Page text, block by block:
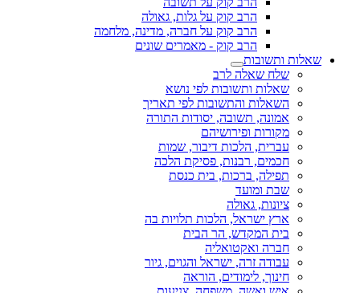
הרב קוק על גלות, גאולה
הרב קוק על חברה, מדינה, מלחמה
הרב קוק - מאמרים שונים
שאלות ותשובות
שלח שאלה לרב
שאלות ותשובות לפי נושא
השאלות והתשובות לפי תאריך
אמונה, תשובה, יסודות התורה
מקורות ופירושיהם
עברית, הלכות דיבור, שמות
חכמים, רבנות, פסיקת הלכה
תפילה, ברכות, בית כנסת
שבת ומועד
ציונות, גאולה
ארץ ישראל, הלכות תלויות בה
בית המקדש, הר הבית
חברה ואקטואליה
עבודה זרה, ישראל והגוים, גיור
חינוך, לימודים, הוראה